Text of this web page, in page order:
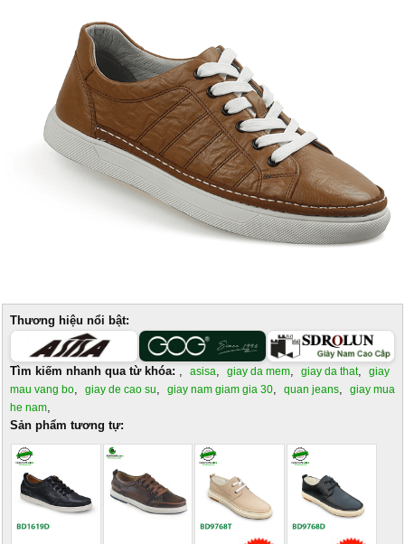
Thương hiệu nổi bật:
Tìm kiếm nhanh qua từ khóa: , asisa, giay da mem, giay da that, giay
mau vang bo, giay de cao su, giay nam giam gia 30, quan jeans, giay mua
he nam,
Sản phẩm tương tự: